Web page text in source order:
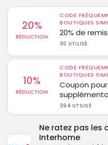
20%
RÉDUCTION
CODE
BOUTIQUES
20% de
30 UTILISÉ
10%
RÉDUCTION
CODE
BOUTIQUES
Coupon
394 UTILISÉ
Ne ratez pas les
Interhome